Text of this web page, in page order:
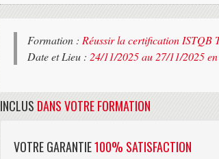
Formation : Réussir la certification ISTQB
Date et Lieu : 24/11/2025 au 27/11/2025
INCLUS DANS VOTRE FORMATION
VOTRE GARANTIE100% SATISFACTION